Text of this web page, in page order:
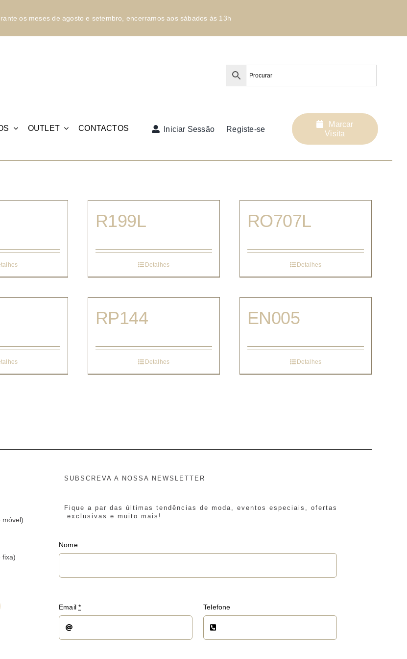
os meses de agosto e setembro, encerramos aos sábados às 13h
OUTLET CONTACTOS Iniciar Sessão Registe-se
Marcar
Visita
R199L
Detalhes
RO707L
Detalhes
RP144
Detalhes
EN005
Detalhes
móvel)
fixa)
SUBSCREVA A NOSSA NEWSLETTER
Fique a par das últimas tendências de moda, eventos especiais, ofertas
exclusivas e muito mais!
Nome
Email* Telefone